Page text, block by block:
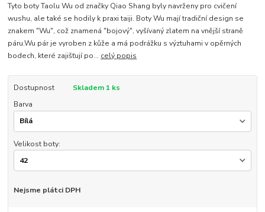
Tyto boty Taolu Wu od značky Qiao Shang byly navrženy pro cvičení
wushu, ale také se hodily k praxi taiji. Boty Wu mají tradiční design se
znakem "Wu", což znamená "bojový", vyšívaný zlatem na vnější straně
páru.Wu pár je vyroben z kůže a má podrážku s výztuhami v opěrných
bodech, které zajišťují po... celý popis
Dostupnost
Skladem 1 ks
Barva
Velikost boty:
Nejsme plátci DPH